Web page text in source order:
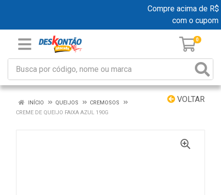
Compre acima de
com o cupom
0
VOLTAR
INÍCIO QUEIJOS
CREMOSOS
CREME DE QUEIJO FAIXA AZUL 190G